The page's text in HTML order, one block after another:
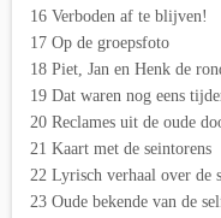
16 Verboden af te blijven!
17 Op de groepsfoto
18 Piet, Jan en Henk de
19 Dat waren nog eens
20 Reclames uit de oude
21 Kaart met de seintorens
22 Lyrisch verhaal over de
23 Oude bekende van de